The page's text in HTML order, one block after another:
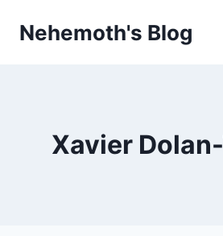
Nehemoth's Blog
Xavier